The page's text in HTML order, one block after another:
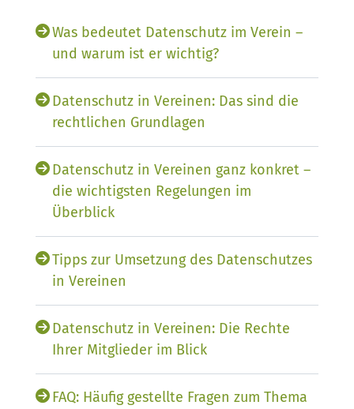
Was bedeutet Datenschutz im Verein –
und warum ist er wichtig?
Datenschutz in Vereinen: Das sind die
rechtlichen Grundlagen
Datenschutz in Vereinen ganz konkret –
die wichtigsten Regelungen im
Überblick
Tipps zur Umsetzung des Datenschutzes
in Vereinen
Datenschutz in Vereinen: Die Rechte
Ihrer Mitglieder im Blick
FAQ: Häufig gestellte Fragen zum Thema